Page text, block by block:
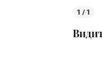
1 / 1